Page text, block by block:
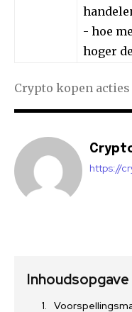
- hoe
hoger
Crypto kopen
https://
Inhoudsopgave